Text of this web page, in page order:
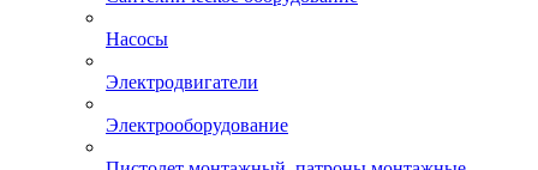
Насосы
Электродвигатели
Электрооборудование